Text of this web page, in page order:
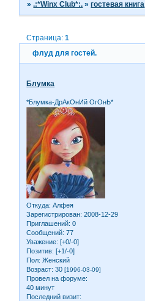
».:*Winx Club*:. »гостевая книга
флуд для гостей.
Страница:1
Блумка
*Блумка-ДрАкОнИй ОгОнЬ*
Откуда: Алфея
Зарегистрирован: 2008-12-29
Приглашений: 0
Сообщений: 77
Уважение: [+0/-0]
Позитив: [+1/-0]
Пол: Женский
Возраст: 30[1996-03-09]
Провел на форуме:
40 минут
Последний визит: